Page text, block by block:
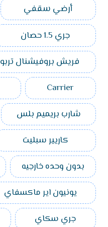
أرضي سقفي
جري 1.5 حصان
فريش بروفيشنال تربو
Carrier
شارب بريميم بلس
كاريير سبليت
بدون وحده خارجيه
يونيون اير ماكسفاي
جري سكاي